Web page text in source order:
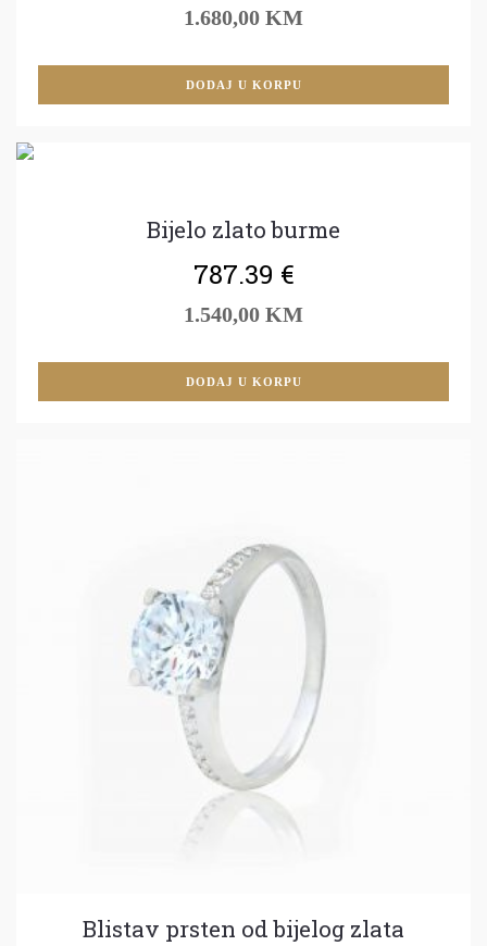
1.680,00 KM
DODAJ U KORPU
Bijelo zlato burme
787.39 €
1.540,00 KM
DODAJ U KORPU
Blistav prsten od bijelog zlata